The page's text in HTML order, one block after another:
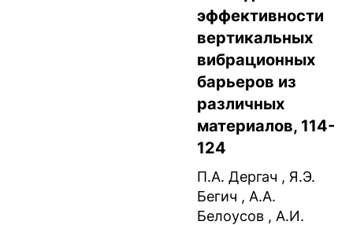
эффективности
вертикальных
вибрационных
барьеров из
различных
материалов, 114-
124
П.А. Дергач , Я.Э.
Бегич , А.А.
Белоусов , А.И.